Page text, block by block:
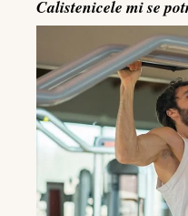
Calistenicele mi se